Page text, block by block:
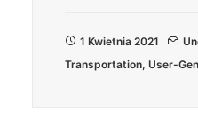
1 Kwietnia 2021
Transportation, User-